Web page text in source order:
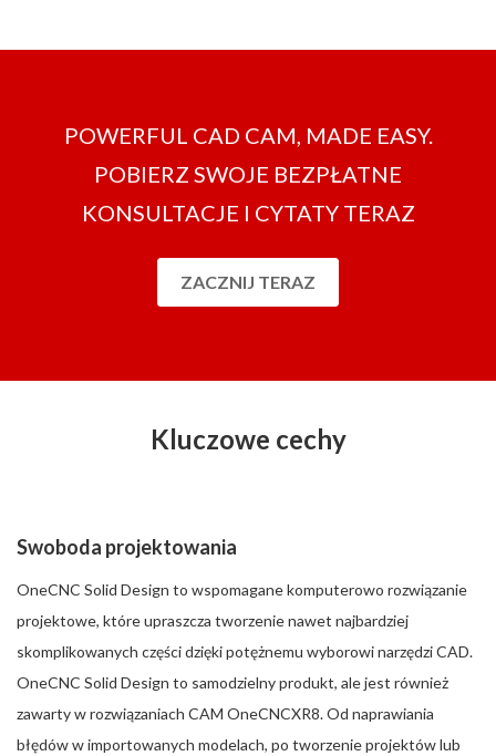
POWERFUL CAD CAM, MADE EASY.
POBIERZ SWOJE BEZPŁATNE
KONSULTACJE I CYTATY TERAZ
ZACZNIJ TERAZ
Kluczowe cechy
Swoboda projektowania
OneCNC Solid Design to wspomagane komputerowo rozwiązanie
projektowe, które upraszcza tworzenie nawet najbardziej
skomplikowanych części dzięki potężnemu wyborowi narzędzi CAD.
OneCNC Solid Design to samodzielny produkt, ale jest również
zawarty w rozwiązaniach CAM OneCNCXR8. Od naprawiania
błędów w importowanych modelach, po tworzenie projektów lub